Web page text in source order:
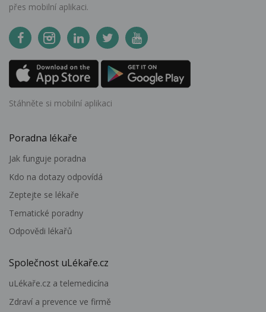
přes mobilní aplikaci.
Stáhněte si mobilní aplikaci
Poradna lékaře
Jak funguje poradna
Kdo na dotazy odpovídá
Zeptejte se lékaře
Tematické poradny
Odpovědi lékařů
Společnost uLékaře.cz
uLékaře.cz a telemedicína
Zdraví a prevence ve firmě